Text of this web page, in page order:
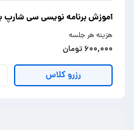
آموزش برنامه نویسی سی شارپ
هزینه هر جلسه
۶۰۰,۰۰۰ تومان
رزرو کلاس